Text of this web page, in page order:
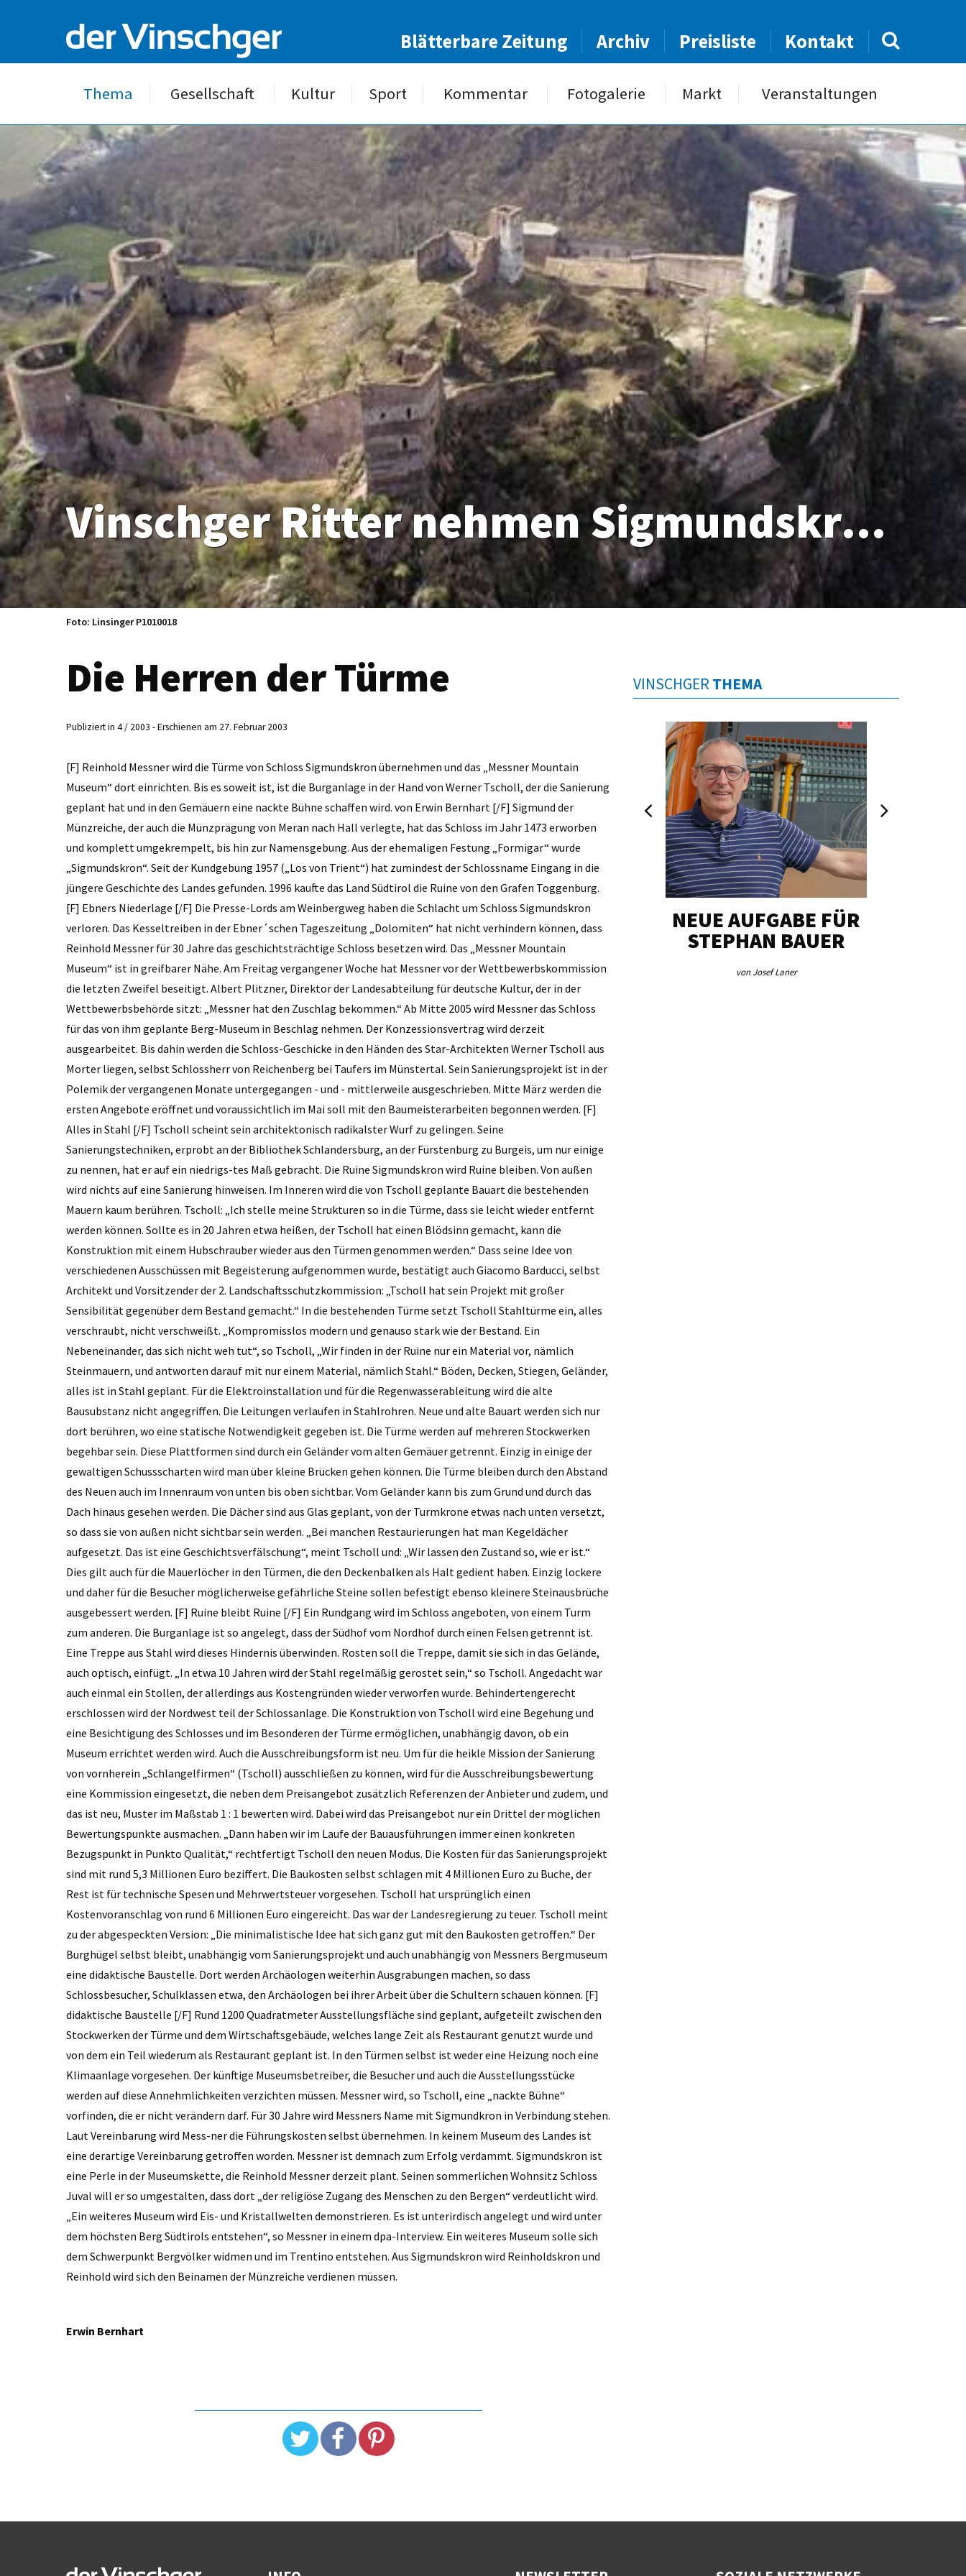
Blätterbare Zeitung Archiv Preisliste Kontakt
Thema Gesellschaft Kultur Sport Kommentar Fotogalerie Markt Veranstaltungen
Vinschger Ritter nehmen Sigmundskron ein
Foto: Linsinger P1010018
Die Herren der Türme
Publiziert in 4 / 2003 - Erschienen am 27. Februar 2003
[F] Reinhold Messner wird die Türme von Schloss Sigmundskron übernehmen und das „Messner Mountain
Museum“ dort einrichten. Bis es soweit ist, ist die Burganlage in der Hand von Werner Tscholl, der die Sanierung
geplant hat und in den Gemäuern eine nackte Bühne schaffen wird. von Erwin Bernhart [/F] Sigmund der
Münzreiche, der auch die Münzprägung von Meran nach Hall verlegte, hat das Schloss im Jahr 1473 erworben
und komplett umgekrempelt, bis hin zur Namensgebung. Aus der ehemaligen Festung „Formigar“ wurde
„Sigmundskron“. Seit der Kundgebung 1957 („Los von Trient“) hat zumindest der Schlossname Eingang in die
jüngere Geschichte des Landes gefunden. 1996 kaufte das Land Südtirol die Ruine von den Grafen Toggenburg.
[F] Ebners Niederlage [/F] Die Presse-Lords am Weinbergweg haben die Schlacht um Schloss Sigmundskron
verloren. Das Kesseltreiben in der Ebner´schen Tageszeitung „Dolomiten“ hat nicht verhindern können, dass
Reinhold Messner für 30 Jahre das geschichtsträchtige Schloss besetzen wird. Das „Messner Mountain
Museum“ ist in greifbarer Nähe. Am Freitag vergangener Woche hat Messner vor der Wettbewerbskommission
die letzten Zweifel beseitigt. Albert Plitzner, Direktor der Landesabteilung für deutsche Kultur, der in der
Wettbewerbsbehörde sitzt: „Messner hat den Zuschlag bekommen.“ Ab Mitte 2005 wird Messner das Schloss
für das von ihm geplante Berg-Museum in Beschlag nehmen. Der Konzessionsvertrag wird derzeit
ausgearbeitet. Bis dahin werden die Schloss-Geschicke in den Händen des Star-Architekten Werner Tscholl aus
Morter liegen, selbst Schlossherr von Reichenberg bei Taufers im Münstertal. Sein Sanierungsprojekt ist in der
Polemik der vergangenen Monate untergegangen - und - mittlerweile ausgeschrieben. Mitte März werden die
ersten Angebote eröffnet und voraussichtlich im Mai soll mit den Baumeisterarbeiten begonnen werden. [F]
Alles in Stahl [/F] Tscholl scheint sein architektonisch radikalster Wurf zu gelingen. Seine
Sanierungstechniken, erprobt an der Bibliothek Schlandersburg, an der Fürstenburg zu Burgeis, um nur einige
zu nennen, hat er auf ein niedrigs-tes Maß gebracht. Die Ruine Sigmundskron wird Ruine bleiben. Von außen
wird nichts auf eine Sanierung hinweisen. Im Inneren wird die von Tscholl geplante Bauart die bestehenden
Mauern kaum berühren. Tscholl: „Ich stelle meine Strukturen so in die Türme, dass sie leicht wieder entfernt
werden können. Sollte es in 20 Jahren etwa heißen, der Tscholl hat einen Blödsinn gemacht, kann die
Konstruktion mit einem Hubschrauber wieder aus den Türmen genommen werden.“ Dass seine Idee von
verschiedenen Ausschüssen mit Begeisterung aufgenommen wurde, bestätigt auch Giacomo Barducci, selbst
Architekt und Vorsitzender der 2. Landschaftsschutzkommission: „Tscholl hat sein Projekt mit großer
Sensibilität gegenüber dem Bestand gemacht.“ In die bestehenden Türme setzt Tscholl Stahltürme ein, alles
verschraubt, nicht verschweißt. „Kompromisslos modern und genauso stark wie der Bestand. Ein
Nebeneinander, das sich nicht weh tut“, so Tscholl, „Wir finden in der Ruine nur ein Material vor, nämlich
Steinmauern, und antworten darauf mit nur einem Material, nämlich Stahl.“ Böden, Decken, Stiegen, Geländer,
alles ist in Stahl geplant. Für die Elektroinstallation und für die Regenwasserableitung wird die alte
Bausubstanz nicht angegriffen. Die Leitungen verlaufen in Stahlrohren. Neue und alte Bauart werden sich nur
dort berühren, wo eine statische Notwendigkeit gegeben ist. Die Türme werden auf mehreren Stockwerken
begehbar sein. Diese Plattformen sind durch ein Geländer vom alten Gemäuer getrennt. Einzig in einige der
gewaltigen Schussscharten wird man über kleine Brücken gehen können. Die Türme bleiben durch den Abstand
des Neuen auch im Innenraum von unten bis oben sichtbar. Vom Geländer kann bis zum Grund und durch das
Dach hinaus gesehen werden. Die Dächer sind aus Glas geplant, von der Turmkrone etwas nach unten versetzt,
so dass sie von außen nicht sichtbar sein werden. „Bei manchen Restaurierungen hat man Kegeldächer
aufgesetzt. Das ist eine Geschichtsverfälschung“, meint Tscholl und: „Wir lassen den Zustand so, wie er ist.“
Dies gilt auch für die Mauerlöcher in den Türmen, die den Deckenbalken als Halt gedient haben. Einzig lockere
und daher für die Besucher möglicherweise gefährliche Steine sollen befestigt ebenso kleinere Steinausbrüche
ausgebessert werden. [F] Ruine bleibt Ruine [/F] Ein Rundgang wird im Schloss angeboten, von einem Turm
zum anderen. Die Burganlage ist so angelegt, dass der Südhof vom Nordhof durch einen Felsen getrennt ist.
Eine Treppe aus Stahl wird dieses Hindernis überwinden. Rosten soll die Treppe, damit sie sich in das Gelände,
auch optisch, einfügt. „In etwa 10 Jahren wird der Stahl regelmäßig gerostet sein,“ so Tscholl. Angedacht war
auch einmal ein Stollen, der allerdings aus Kostengründen wieder verworfen wurde. Behindertengerecht
erschlossen wird der Nordwest teil der Schlossanlage. Die Konstruktion von Tscholl wird eine Begehung und
eine Besichtigung des Schlosses und im Besonderen der Türme ermöglichen, unabhängig davon, ob ein
Museum errichtet werden wird. Auch die Ausschreibungsform ist neu. Um für die heikle Mission der Sanierung
von vornherein „Schlangelfirmen“ (Tscholl) ausschließen zu können, wird für die Ausschreibungsbewertung
eine Kommission eingesetzt, die neben dem Preisangebot zusätzlich Referenzen der Anbieter und zudem, und
das ist neu, Muster im Maßstab 1 : 1 bewerten wird. Dabei wird das Preisangebot nur ein Drittel der möglichen
Bewertungspunkte ausmachen. „Dann haben wir im Laufe der Bauausführungen immer einen konkreten
Bezugspunkt in Punkto Qualität,“ rechtfertigt Tscholl den neuen Modus. Die Kosten für das Sanierungsprojekt
sind mit rund 5,3 Millionen Euro beziffert. Die Baukosten selbst schlagen mit 4 Millionen Euro zu Buche, der
Rest ist für technische Spesen und Mehrwertsteuer vorgesehen. Tscholl hat ursprünglich einen
Kostenvoranschlag von rund 6 Millionen Euro eingereicht. Das war der Landesregierung zu teuer. Tscholl meint
zu der abgespeckten Version: „Die minimalistische Idee hat sich ganz gut mit den Baukosten getroffen.“ Der
Burghügel selbst bleibt, unabhängig vom Sanierungsprojekt und auch unabhängig von Messners Bergmuseum
eine didaktische Baustelle. Dort werden Archäologen weiterhin Ausgrabungen machen, so dass
Schlossbesucher, Schulklassen etwa, den Archäologen bei ihrer Arbeit über die Schultern schauen können. [F]
didaktische Baustelle [/F] Rund 1200 Quadratmeter Ausstellungsfläche sind geplant, aufgeteilt zwischen den
Stockwerken der Türme und dem Wirtschaftsgebäude, welches lange Zeit als Restaurant genutzt wurde und
von dem ein Teil wiederum als Restaurant geplant ist. In den Türmen selbst ist weder eine Heizung noch eine
Klimaanlage vorgesehen. Der künftige Museumsbetreiber, die Besucher und auch die Ausstellungsstücke
werden auf diese Annehmlichkeiten verzichten müssen. Messner wird, so Tscholl, eine „nackte Bühne“
vorfinden, die er nicht verändern darf. Für 30 Jahre wird Messners Name mit Sigmundkron in Verbindung stehen.
Laut Vereinbarung wird Mess-ner die Führungskosten selbst übernehmen. In keinem Museum des Landes ist
eine derartige Vereinbarung getroffen worden. Messner ist demnach zum Erfolg verdammt. Sigmundskron ist
eine Perle in der Museumskette, die Reinhold Messner derzeit plant. Seinen sommerlichen Wohnsitz Schloss
Juval will er so umgestalten, dass dort „der religiöse Zugang des Menschen zu den Bergen“ verdeutlicht wird.
„Ein weiteres Museum wird Eis- und Kristallwelten demonstrieren. Es ist unterirdisch angelegt und wird unter
dem höchsten Berg Südtirols entstehen“, so Messner in einem dpa-Interview. Ein weiteres Museum solle sich
dem Schwerpunkt Bergvölker widmen und im Trentino entstehen. Aus Sigmundskron wird Reinholdskron und
Reinhold wird sich den Beinamen der Münzreiche verdienen müssen.
Erwin Bernhart
VINSCHGER THEMA
NEUE AUFGABE FÜR
STEPHAN BAUER
von Josef Laner